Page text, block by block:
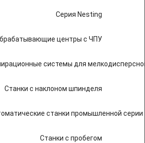
Серия Nesting
центры с ЧПУ
системы для
Станки с наклоном шпинделя
станки промышленной серии
Станки с пробегом